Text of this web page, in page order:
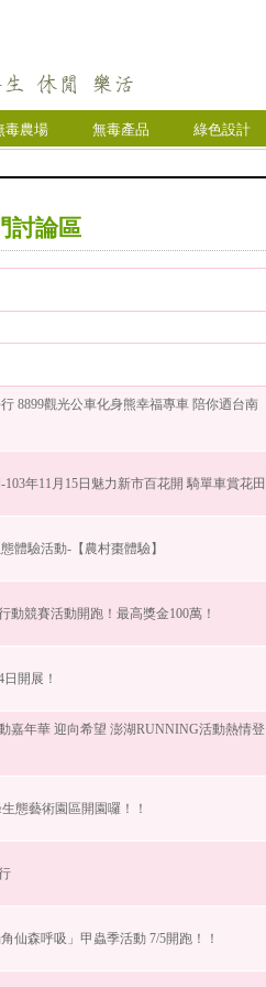
毒農場 無毒產品 綠色設計
討論區
8899觀光公車化身熊幸福專車 陪你迺台南
年11月15日魅力新市百花開 騎單車賞花田
體驗活動-【農村棗體驗】
動競賽活動開跑！最高獎金100萬！
開展！
嘉年華 迎向希望 澎湖RUNNING活動熱情登
態藝術園區開園囉！！
仙森呼吸」甲蟲季活動 7/5開跑！！